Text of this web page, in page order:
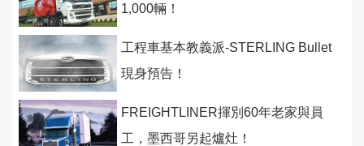
1,000輛！
工程車基本教義派-STERLING Bullet
現身預告！
FREIGHTLINER揮別60年老家與員
工，墨西哥另起爐灶！